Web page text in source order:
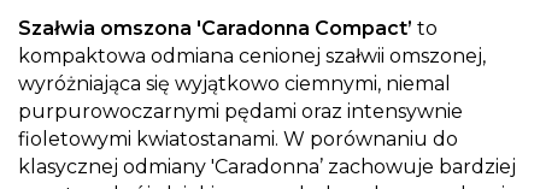
Szałwia omszona 'Caradonna Compact’ to
kompaktowa odmiana cenionej szałwii omszonej,
wyróżniająca się wyjątkowo ciemnymi, niemal
purpurowoczarnymi pędami oraz intensywnie
fioletowymi kwiatostanami. W porównaniu do
klasycznej odmiany 'Caradonna’ zachowuje bardziej